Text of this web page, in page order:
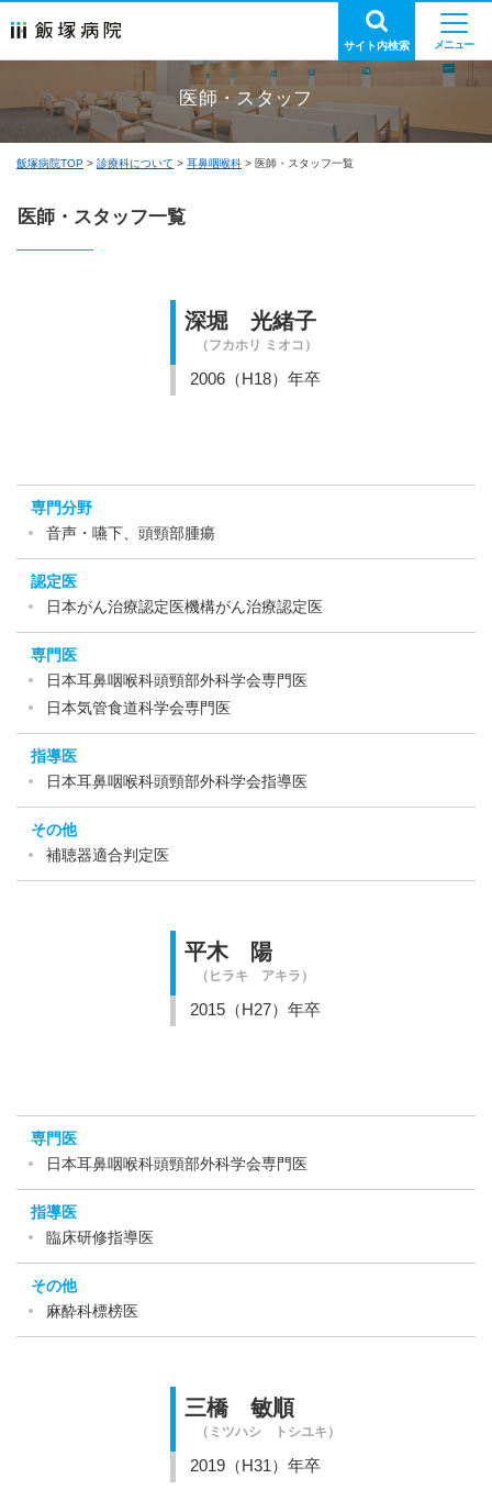
サイト内検索
医師・スタッフ
飯塚病院TOP 診療科について 耳鼻咽喉科 医師・スタッフ一覧
医師・スタッフ一覧
深堀 光緒子
（フカホリ ミオコ）
2006（H18）年卒
専門分野
音声・嚥下、頭頸部腫瘍
認定医
日本がん治療認定医機構がん治療認定医
専門医
日本耳鼻咽喉科頭頸部外科学会専門医
日本気管食道科学会専門医
指導医
日本耳鼻咽喉科頭頸部外科学会指導医
その他
補聴器適合判定医
平木 陽
（ヒラキ アキラ）
2015（H27）年卒
専門医
日本耳鼻咽喉科頭頸部外科学会専門医
指導医
臨床研修指導医
その他
麻酔科標榜医
三橋 敏順
（ミツハシ トシユキ）
2019（H31）年卒